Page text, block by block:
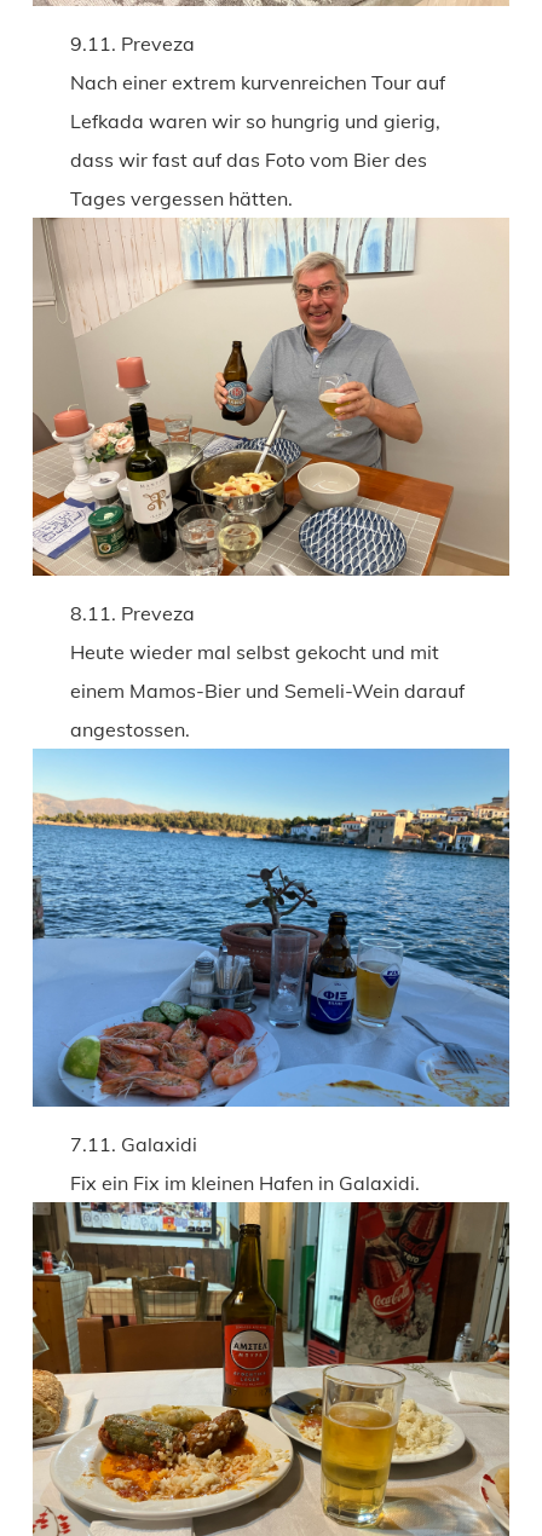
9.11. Preveza
Nach einer extrem kurvenreichen Tour auf
Lefkada waren wir so hungrig und gierig,
dass wir fast auf das Foto vom Bier des
Tages vergessen hätten.
8.11. Preveza
Heute wieder mal selbst gekocht und mit
einem Mamos-Bier und Semeli-Wein darauf
angestossen.
7.11. Galaxidi
Fix ein Fix im kleinen Hafen in Galaxidi.